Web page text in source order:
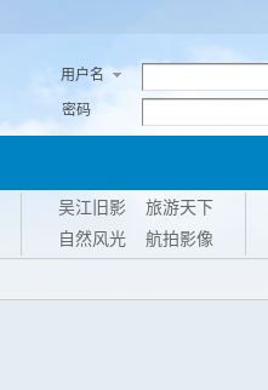
用户名
密码
吴江旧影
旅游天下
自然风光
航拍影像